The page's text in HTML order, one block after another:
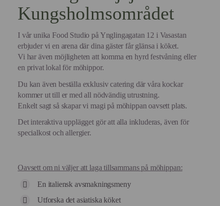
Kungsholmsområdet
I vår unika Food Studio på Ynglingagatan 12 i Vasastan
erbjuder vi en arena där dina gäster får glänsa i köket.
Vi har även möjligheten att komma en hyrd festvåning eller
en privat lokal för möhippor.
Du kan även beställa exklusiv catering där våra kockar
kommer ut till er med all nödvändig utrustning.
Enkelt sagt så skapar vi magi på möhippan oavsett plats.
Det interaktiva upplägget gör att alla inkluderas, även för
specialkost och allergier.
Oavsett om ni väljer att laga tillsammans på möhippan:
En italiensk avsmakningsmeny
Utforska det asiatiska köket